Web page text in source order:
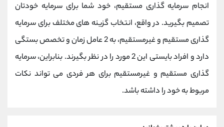
انجام سرمایه گذاری مستقیم، خود شما برای سرمایه خودتان
تصمیم بگیرید. در واقع، انتخاب گزینه های مختلف برای سرمایه
گذاری مستقیم و غیرمستقیم، به 2 عامل زمان و تخصص بستگی
دارد و افراد بایستی این 2 مورد را در نظر بگیرند. بنابراین، سرمایه
گذاری مستقیم و غیرمستقیم برای هر فردی می تواند نکات
مربوط به خود را داشته باشد.